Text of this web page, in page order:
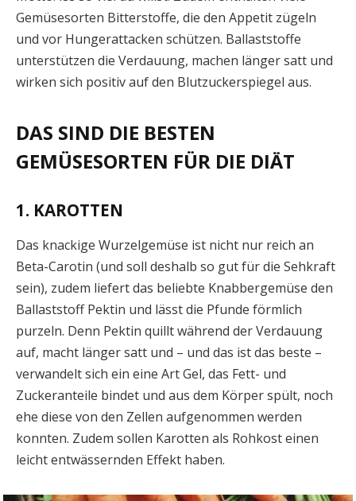
Gemüsesorten Bitterstoffe, die den Appetit zügeln
und vor Hungerattacken schützen. Ballaststoffe
unterstützen die Verdauung, machen länger satt und
wirken sich positiv auf den Blutzuckerspiegel aus.
DAS SIND DIE BESTEN
GEMÜSESORTEN FÜR DIE DIÄT
1. KAROTTEN
Das knackige Wurzelgemüse ist nicht nur reich an
Beta-Carotin (und soll deshalb so gut für die Sehkraft
sein), zudem liefert das beliebte Knabbergemüse den
Ballaststoff Pektin und lässt die Pfunde förmlich
purzeln. Denn Pektin quillt während der Verdauung
auf, macht länger satt und – und das ist das beste –
verwandelt sich ein eine Art Gel, das Fett- und
Zuckeranteile bindet und aus dem Körper spült, noch
ehe diese von den Zellen aufgenommen werden
konnten. Zudem sollen Karotten als Rohkost einen
leicht entwässernden Effekt haben.